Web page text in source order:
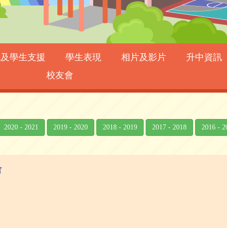
學生支援 學生表現 相片及影片 升中資訊
校友會
2020 - 2021 2019 - 2020 2018 - 2019 2017 - 2018 2016 -